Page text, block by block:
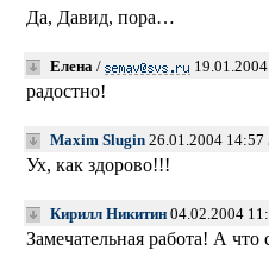
Да, Давид, пора…
Елена /
радостно!
Maxim Slugin 26.01.2004 14:57
Ух, как здорово!!!
Кирилл Никитин 04.02.2004
Замечательная работа! А что